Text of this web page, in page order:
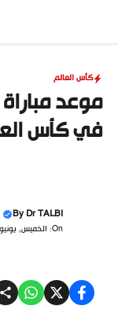
المحتوى
كأس العالم
موعد
في كأس العالم 2026
ByDr TALBI
On: الخميس, يونيو 11, 2026 11:56 مساءً